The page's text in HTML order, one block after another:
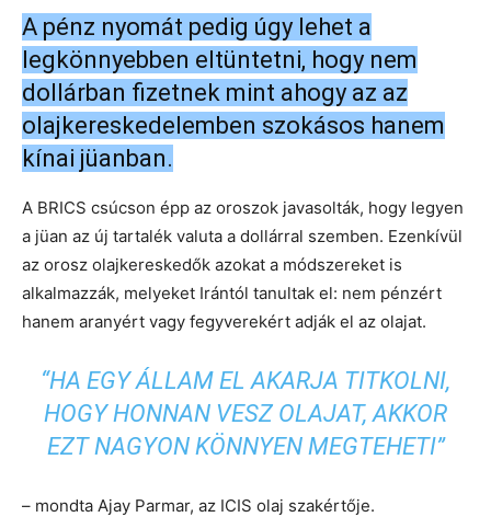
A pénz nyomát pedig úgy lehet a
legkönnyebben eltüntetni, hogy nem
dollárban fizetnek mint ahogy az az
olajkereskedelemben szokásos hanem
kínai jüanban.
A BRICS csúcson épp az oroszok javasolták, hogy legyen
a jüan az új tartalék valuta a dollárral szemben. Ezenkívül
az orosz olajkereskedők azokat a módszereket is
alkalmazzák, melyeket Irántól tanultak el: nem pénzért
hanem aranyért vagy fegyverekért adják el az olajat.
“HA EGY ÁLLAM EL AKARJA TITKOLNI,
HOGY HONNAN VESZ OLAJAT, AKKOR
EZT NAGYON KÖNNYEN MEGTEHETI”
– mondta Ajay Parmar, az ICIS olaj szakértője.